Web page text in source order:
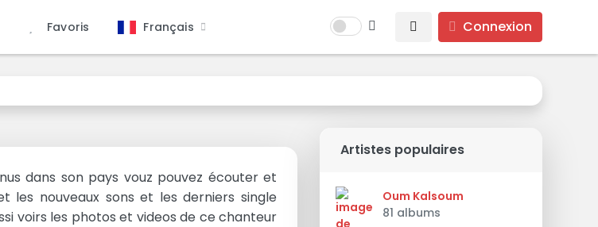
Favoris Français Connexion
dans son pays vouz pouvez écouter et
les nouveaux sons et les derniers single
voirs les photos et videos de ce chanteur
Artistes populaires
Oum Kalsoum
81 albums